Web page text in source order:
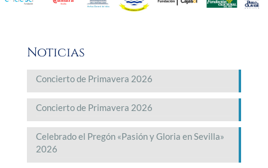
Noticias
Concierto de Primavera 2026
Concierto de Primavera 2026
Celebrado el Pregón «Pasión y Gloria en Sevilla»
2026